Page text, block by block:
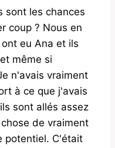
sont les chances
coup ? Nous en
eu Ana et ils
même si
n'avais vraiment
à ce que j'avais
sont allés assez
de vraiment
potentiel. C'était